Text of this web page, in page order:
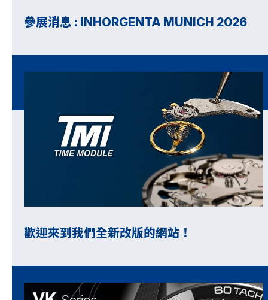
參展消息 : INHORGENTA MUNICH 2026
歡迎來到我們全新改版的網站！